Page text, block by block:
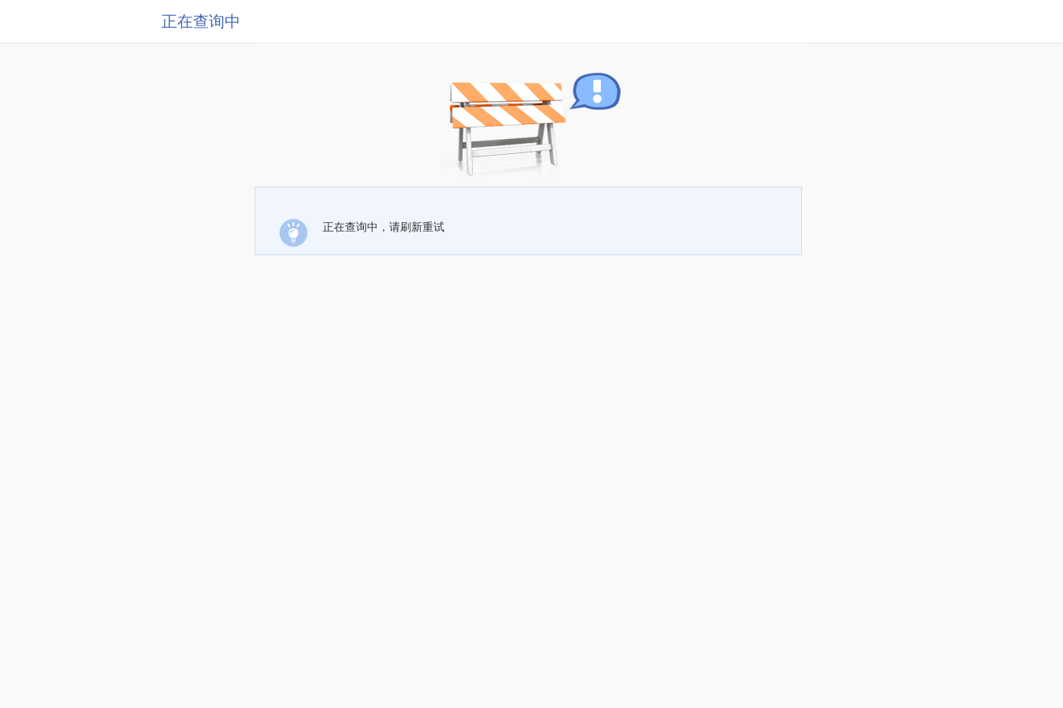
正在查询中
正在查询中，请刷新重试